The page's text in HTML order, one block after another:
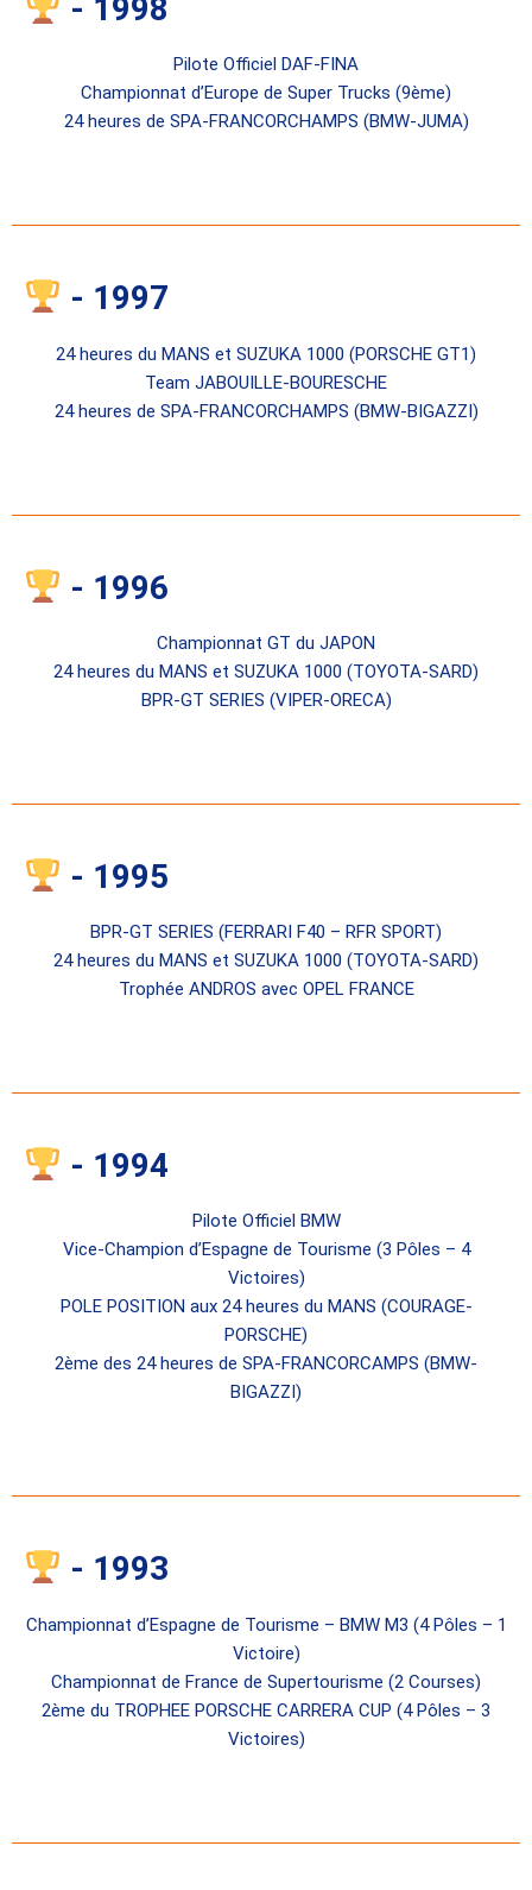
- 1998
Pilote Officiel DAF-FINA
Championnat d’Europe de Super Trucks (9ème)
24 heures de SPA-FRANCORCHAMPS (BMW-JUMA)
- 1997
24 heures du MANS et SUZUKA 1000 (PORSCHE GT1)
Team JABOUILLE-BOURESCHE
24 heures de SPA-FRANCORCHAMPS (BMW-BIGAZZI)
- 1996
Championnat GT du JAPON
24 heures du MANS et SUZUKA 1000 (TOYOTA-SARD)
BPR-GT SERIES (VIPER-ORECA)
- 1995
BPR-GT SERIES (FERRARI F40 – RFR SPORT)
24 heures du MANS et SUZUKA 1000 (TOYOTA-SARD)
Trophée ANDROS avec OPEL FRANCE
- 1994
Pilote Officiel BMW
Vice-Champion d’Espagne de Tourisme (3 Pôles – 4
Victoires)
POLE POSITION aux 24 heures du MANS (COURAGE-
PORSCHE)
2ème des 24 heures de SPA-FRANCORCAMPS (BMW-
BIGAZZI)
- 1993
Championnat d’Espagne de Tourisme – BMW M3 (4 Pôles – 1
Victoire)
Championnat de France de Supertourisme (2 Courses)
2ème du TROPHEE PORSCHE CARRERA CUP (4 Pôles – 3
Victoires)